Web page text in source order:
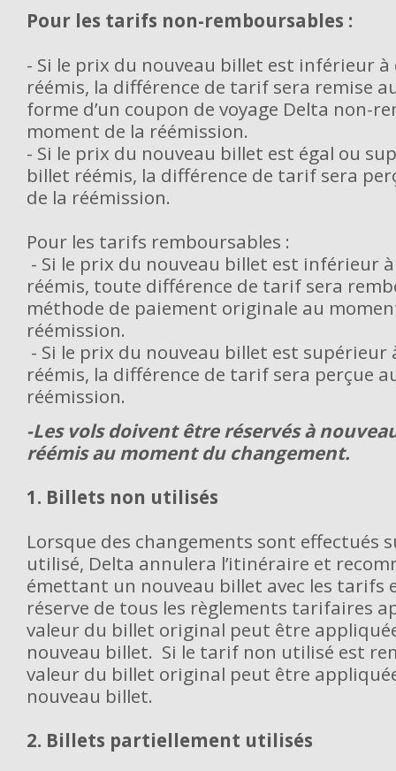
Pour les tarifs non-remboursables :
- Si le prix du nouveau billet est inférieur
réémis, la différence de tarif sera remise
forme d’un coupon de voyage Delta non-
moment de la réémission.
- Si le prix du nouveau billet est égal ou
billet réémis, la différence de tarif sera
de la réémission.
Pour les tarifs remboursables :
- Si le prix du nouveau billet est inférieur
réémis, toute différence de tarif sera
méthode de paiement originale au
réémission.
- Si le prix du nouveau billet est supérieur
réémis, la différence de tarif sera perçue
réémission.
-Les vols doivent être réservés à
réémis au moment du changement.
1. Billets non utilisés
Lorsque des changements sont effectués
utilisé, Delta annulera l’itinéraire et
émettant un nouveau billet avec les tarifs
réserve de tous les règlements tarifaires
valeur du billet original peut être
nouveau billet. Si le tarif non utilisé est
valeur du billet original peut être
nouveau billet.
2. Billets partiellement utilisés